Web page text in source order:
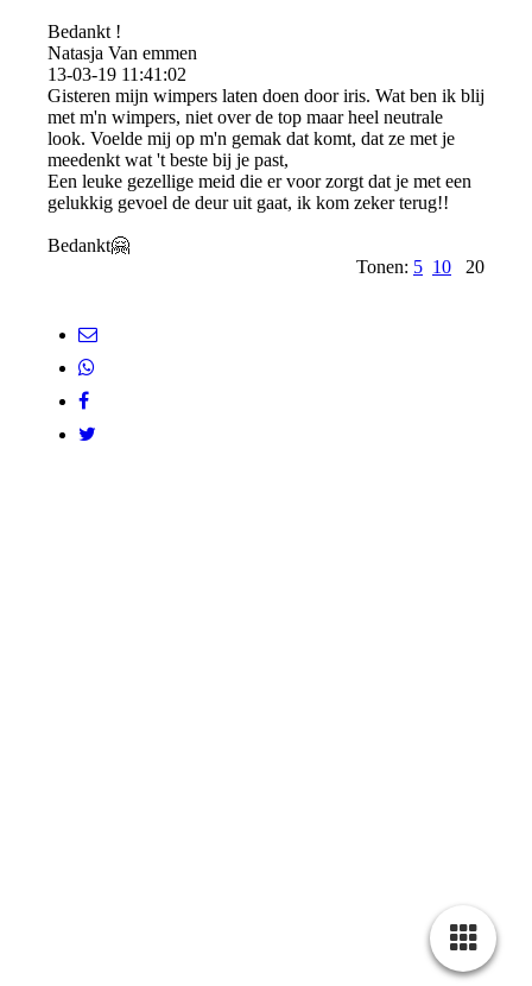
Bedankt !
Natasja Van emmen
13-03-19 11:41:02
Gisteren mijn wimpers laten doen door iris. Wat ben ik blij
met m'n wimpers, niet over de top maar heel neutrale
look. Voelde mij op m'n gemak dat komt, dat ze met je
meedenkt wat 't beste bij je past,
Een leuke gezellige meid die er voor zorgt dat je met een
gelukkig gevoel de deur uit gaat, ik kom zeker terug!!
Bedankt🤗
Tonen: 5 10 20